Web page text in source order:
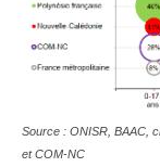
Source : ONISR, BAAC,
et COM-NC